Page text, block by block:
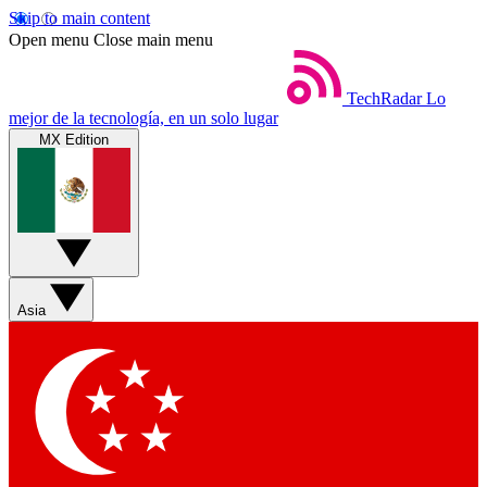
Skip to main content
Open menu Close main menu
TechRadar Lo
mejor de la tecnología, en un solo lugar
MX Edition
Asia